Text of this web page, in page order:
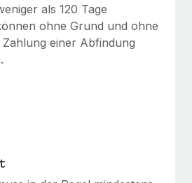
und Verfolgung von IT-
von Mitarbeiter:innen
Contractor
mehr über die unglaubliche
als 120 Tage
ohne Grund und ohne
einer Abfindung